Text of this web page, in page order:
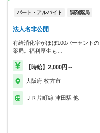
パート・アルバイト 調剤薬局
法人名非公開
有給消化率がほぼ100パーセントの
薬局。福利厚生も…
【時給】2,000円～
大阪府 枚方市
ＪＲ片町線 津田駅 他